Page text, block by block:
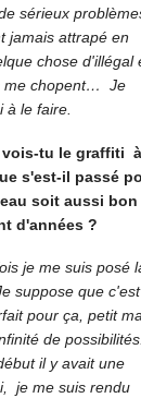
sérieux
jamais attrapé en
chose d'illégal
me chopent… Je
à le faire.
vois-tu le graffiti à
s'est-il passé
soit aussi bon
d'années ?
je me suis posé
suppose que
pour ça, petit
de possibilités.
il y avait une
je me suis rendu